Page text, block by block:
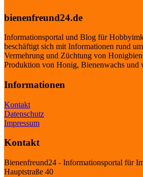
bienenfreund24.de
Informationsportal und Blog für
beschäftigt sich mit Informationen rund
Vermehrung und Züchtung von
Produktion von Honig, Bienenwachs und
Informationen
Kontakt
Datenschutz
Impressum
Kontakt
Bienenfreund24 - Informationsportal für
Hauptstraße 40